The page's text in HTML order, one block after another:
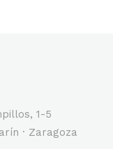
1-5
· Zaragoza